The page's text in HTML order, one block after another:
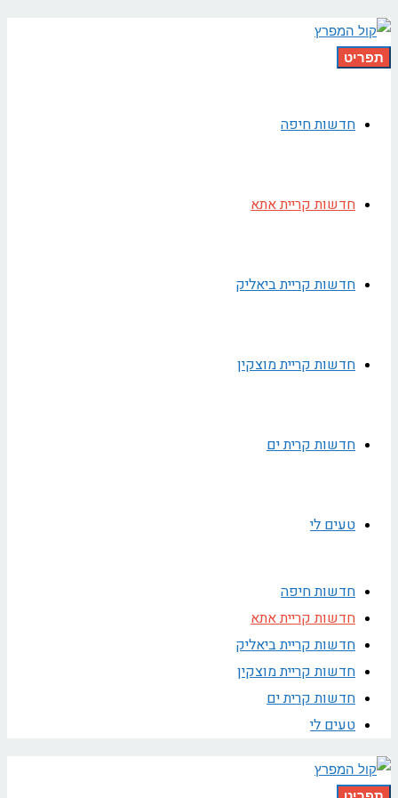
תפריט
חדשות חיפה
חדשות קריית אתא
חדשות קריית ביאליק
חדשות קריית מוצקין
חדשות קרית ים
טעים לי
חדשות חיפה
חדשות קריית אתא
חדשות קריית ביאליק
חדשות קריית מוצקין
חדשות קרית ים
טעים לי